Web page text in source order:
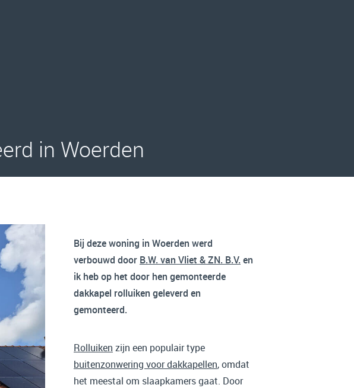
in Woerden
Bij deze woning in Woerden werd
verbouwd door B.W. van Vliet & ZN. B.V. en
ik heb op het door hen gemonteerde
dakkapel rolluiken geleverd en
gemonteerd.
Rolluiken zijn een populair type
buitenzonwering voor dakkapellen, omdat
het meestal om slaapkamers gaat. Door